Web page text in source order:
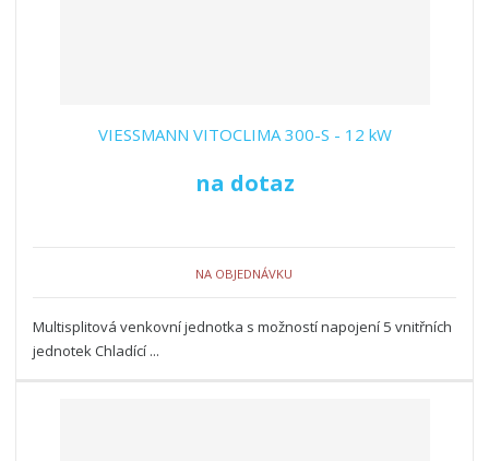
VIESSMANN VITOCLIMA 300-S - 12 kW
na dotaz
NA OBJEDNÁVKU
Multisplitová venkovní jednotka s možností napojení 5 vnitřních
jednotek Chladící ...